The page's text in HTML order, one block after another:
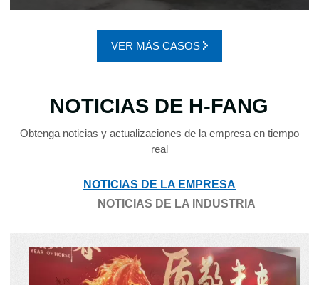
VER MÁS CASOS
NOTICIAS DE H-FANG
Obtenga noticias y actualizaciones de la empresa en tiempo
real
NOTICIAS DE LA EMPRESA
NOTICIAS DE LA INDUSTRIA